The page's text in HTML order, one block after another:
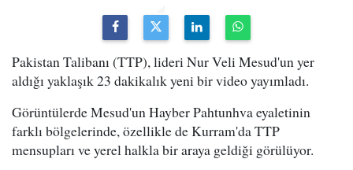
Pakistan Talibanı (TTP), lideri Nur Veli Mesud'un yer
aldığı yaklaşık 23 dakikalık yeni bir video yayımladı.
Görüntülerde Mesud'un Hayber Pahtunhva eyaletinin
farklı bölgelerinde, özellikle de Kurram'da TTP
mensupları ve yerel halkla bir araya geldiği görülüyor.